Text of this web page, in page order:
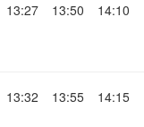
13:27 13:50 14:10
13:32 13:55 14:15